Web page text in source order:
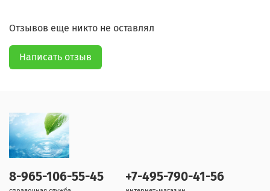
Отзывов еще никто не оставлял
Написать отзыв
8-965-106-55-45 +7-495-790-41-56